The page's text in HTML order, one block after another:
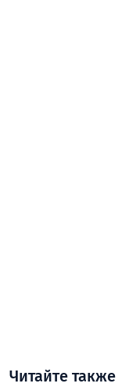
Читайте также